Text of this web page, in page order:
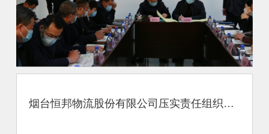
烟台恒邦物流股份有限公司压实责任组织层层签订责任书